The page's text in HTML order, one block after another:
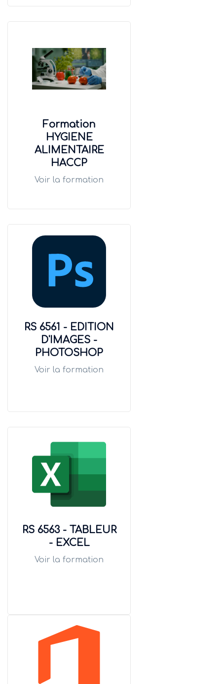
Formation
HYGIENE
ALIMENTAIRE
HACCP
Voir la formation
RS 6561 - EDITION
D'IMAGES -
PHOTOSHOP
Voir la formation
RS 6563 - TABLEUR
- EXCEL
Voir la formation